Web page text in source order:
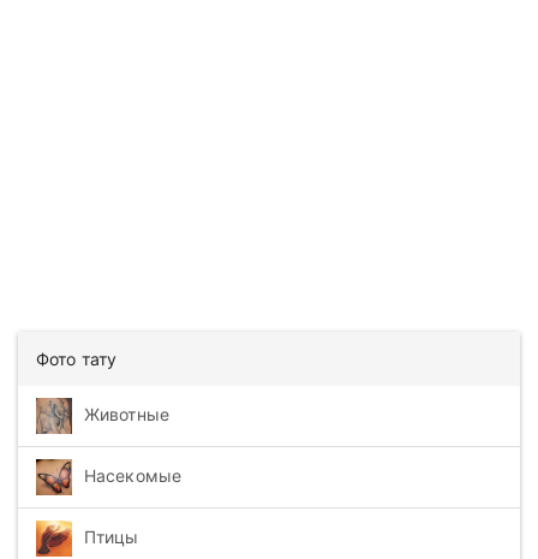
Фото тату
Животные
Насекомые
Птицы